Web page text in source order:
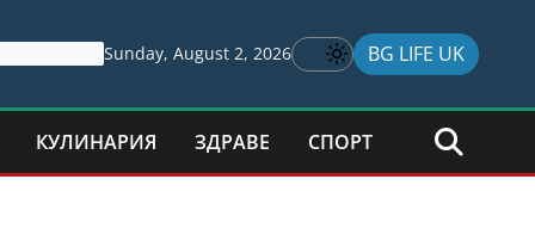
Sunday, August 2, 2026 BG LIFE UK
КУЛИНАРИЯ ЗДРАВЕ СПОРТ